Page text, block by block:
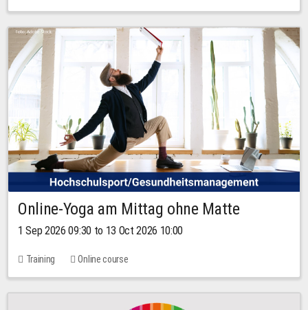
Online-Yoga am Mittag ohne Matte
1 Sep 2026 09:30 to 13 Oct 2026 10:00
Training Online course